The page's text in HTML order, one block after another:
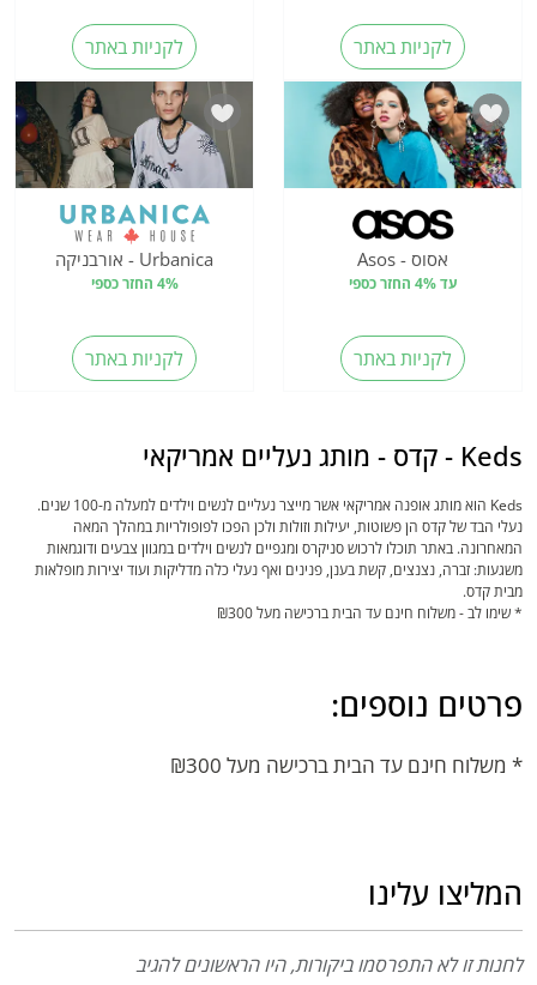
לקניות באתר לקניות באתר
אסוס - Asos
עד 4% החזר כספי
לקניות באתר
Urbanica - אורבניקה
4% החזר כספי
לקניות באתר
Keds - קדס - מותג נעליים אמריקאי
Keds הוא מותג אופנה אמריקאי אשר מייצר נעליים לנשים וילדים למעלה מ-100 שנים.
נעלי הבד של קדס הן פשוטות, יעילות וזולות ולכן הפכו לפופולריות במהלך המאה
המאחרונה. באתר תוכלו לרכוש סניקרס ומגפיים לנשים וילדים במגוון צבעים ודוגמאות
משגעות: זברה, נצנצים, קשת בענן, פנינים ואף נעלי כלה מדליקות ועוד יצירות מופלאות
מבית קדס.
* שימו לב - משלוח חינם עד הבית ברכישה מעל ₪300
פרטים נוספים:
* משלוח חינם עד הבית ברכישה מעל ₪300
המליצו עלינו
לחנות זו לא התפרסמו ביקורות, היו הראשונים להגיב